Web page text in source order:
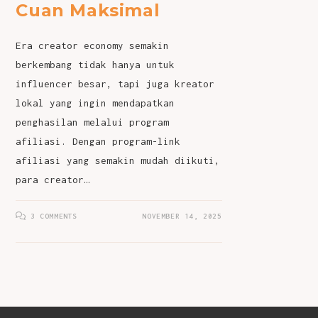
Cuan Maksimal
Era creator economy semakin
berkembang tidak hanya untuk
influencer besar, tapi juga kreator
lokal yang ingin mendapatkan
penghasilan melalui program
afiliasi. Dengan program-link
afiliasi yang semakin mudah diikuti,
para creator…
3 COMMENTS NOVEMBER 14, 2025